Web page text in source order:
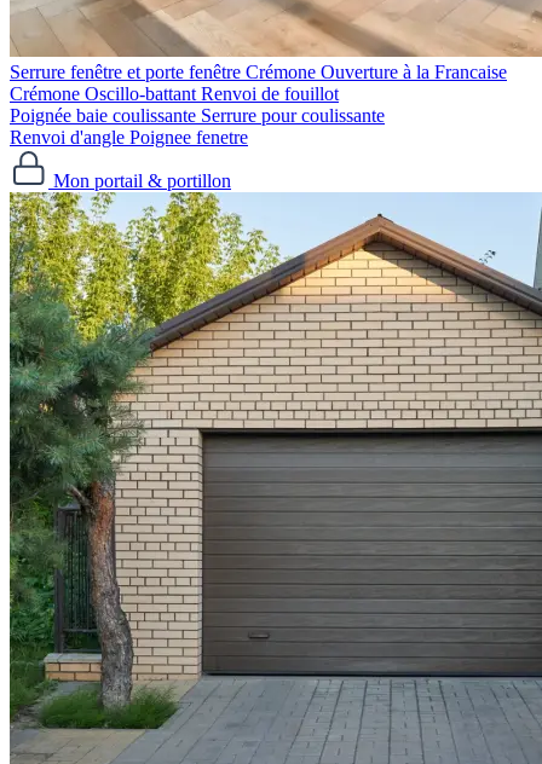
Serrure fenêtre et porte fenêtre Crémone Ouverture à la Francaise
Crémone Oscillo-battant Renvoi de fouillot
Poignée baie coulissante Serrure pour coulissante
Renvoi d'angle Poignee fenetre
Mon portail & portillon